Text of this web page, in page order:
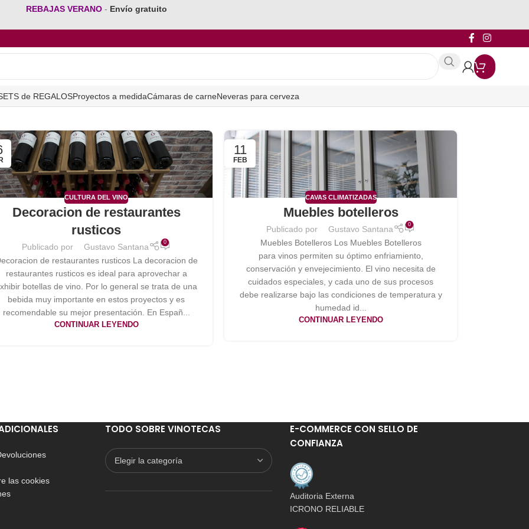
REBAJAS VERANO - Envío gratuito
de REGALOSProyectos a medidaCámaras de carneNeveras para cerveza
CULTURA DEL VINO
Decoracion de restaurantes
rusticos
Publicado por Gustavo Santana 0
de restaurantes rusticos La decoracion de
restaurantes rusticos es ideal para aprovechar a
botellas de vino. Por lo general se trata de una
bebida muy importante en estos proyectos y es
recomendable su mejor presentación. En Españ...
CONTINUAR LEYENDO
11
FEB
CAVAS CLIMATIZADAS
Muebles botelleros
Publicado por Gustavo Santana 0
Muebles Botelleros Los Muebles Botelleros
para vinos permiten su óptimo enfriamiento,
conservación y envejecimiento. El vino necesita de
cuidados especiales, y cada uno de sus procesos
debe realizarse bajo las condiciones de temperatura y
humedad id...
CONTINUAR LEYENDO
las cookies
TODO SOBRE VINOTECAS
E-COMMERCE CON SELLO DE
CONFIANZA
Auditoria Externa
ICRONO RELIABLE